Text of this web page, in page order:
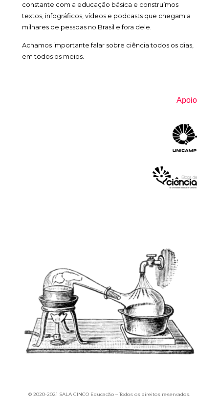
constante com a educação básica e construímos
textos, infográficos, vídeos e podcasts que chegam a
milhares de pessoas no Brasil e fora dele.
Achamos importante falar sobre ciência todos os dias,
em todos os meios.
Apoio
© 2020-2021 SALA CINCO Educação –Todos os direitos reservados.